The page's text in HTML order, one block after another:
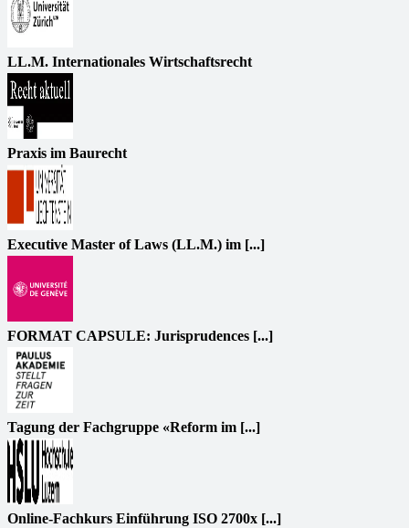
LL.M. Internationales Wirtschaftsrecht
Praxis im Baurecht
Executive Master of Laws (LL.M.) im [...]
FORMAT CAPSULE: Jurisprudences [...]
Tagung der Fachgruppe «Reform im [...]
Online-Fachkurs Einführung ISO 2700x [...]